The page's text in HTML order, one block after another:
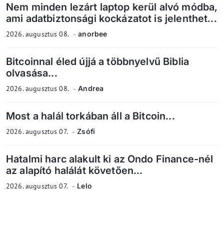
Nem minden lezárt laptop kerül alvó módba,
ami adatbiztonsági kockázatot is jelenthet...
2026. augusztus 08. anorbee
Bitcoinnal éled újjá a többnyelvű Biblia
olvasása...
2026. augusztus 08. Andrea
Most a halál torkában áll a Bitcoin...
2026. augusztus 07. Zsófi
Hatalmi harc alakult ki az Ondo Finance-nél
az alapító halálát követően...
2026. augusztus 07. Lelo